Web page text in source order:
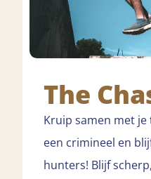
The
Kruip samen met
een crimineel en
hunters! Blijf